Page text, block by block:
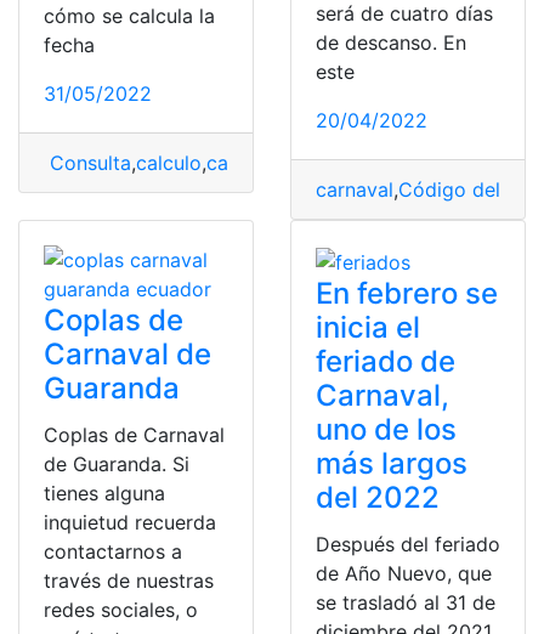
cómo se calcula la
fecha
31/05/2022
Consulta,calculo,carnaval fiestas,variaciones
será de cuatro días
de descanso. En
este
20/04/2022
carnaval,Código del
Coplas de
Carnaval de
Guaranda
Coplas de Carnaval
de Guaranda. Si
tienes alguna
inquietud recuerda
contactarnos a
través de nuestras
redes sociales, o
En febrero se
inicia el
feriado de
Carnaval,
uno de los
más largos
del 2022
Después del feriado
de Año Nuevo, que
se trasladó al 31 de